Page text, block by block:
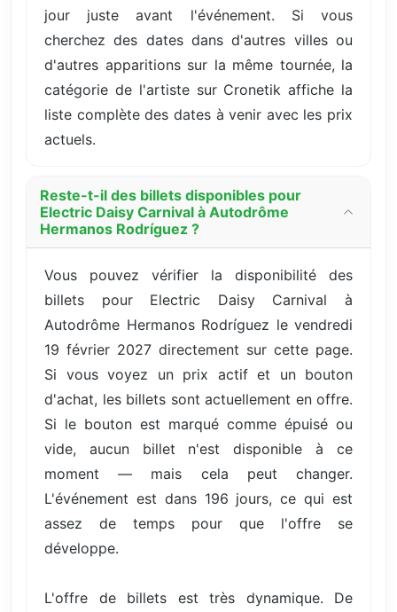
jour juste avant l'événement. Si vous
cherchez des dates dans d'autres villes ou
d'autres apparitions sur la même tournée, la
catégorie de l'artiste sur Cronetik affiche la
liste complète des dates à venir avec les prix
actuels.
Reste-t-il des billets disponibles pour
Electric Daisy Carnival à Autodrôme
Hermanos Rodríguez ?
Vous pouvez vérifier la disponibilité des
billets pour Electric Daisy Carnival à
Autodrôme Hermanos Rodríguez le vendredi
19 février 2027 directement sur cette page.
Si vous voyez un prix actif et un bouton
d'achat, les billets sont actuellement en offre.
Si le bouton est marqué comme épuisé ou
vide, aucun billet n'est disponible à ce
moment — mais cela peut changer.
L'événement est dans 196 jours, ce qui est
assez de temps pour que l'offre se
développe.
L'offre de billets est très dynamique. De